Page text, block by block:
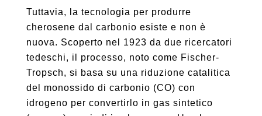
Tuttavia, la tecnologia per produrre
cherosene dal carbonio esiste e non è
nuova. Scoperto nel 1923 da due ricercatori
tedeschi, il processo, noto come Fischer-
Tropsch, si basa su una riduzione catalitica
del monossido di carbonio (CO) con
idrogeno per convertirlo in gas sintetico